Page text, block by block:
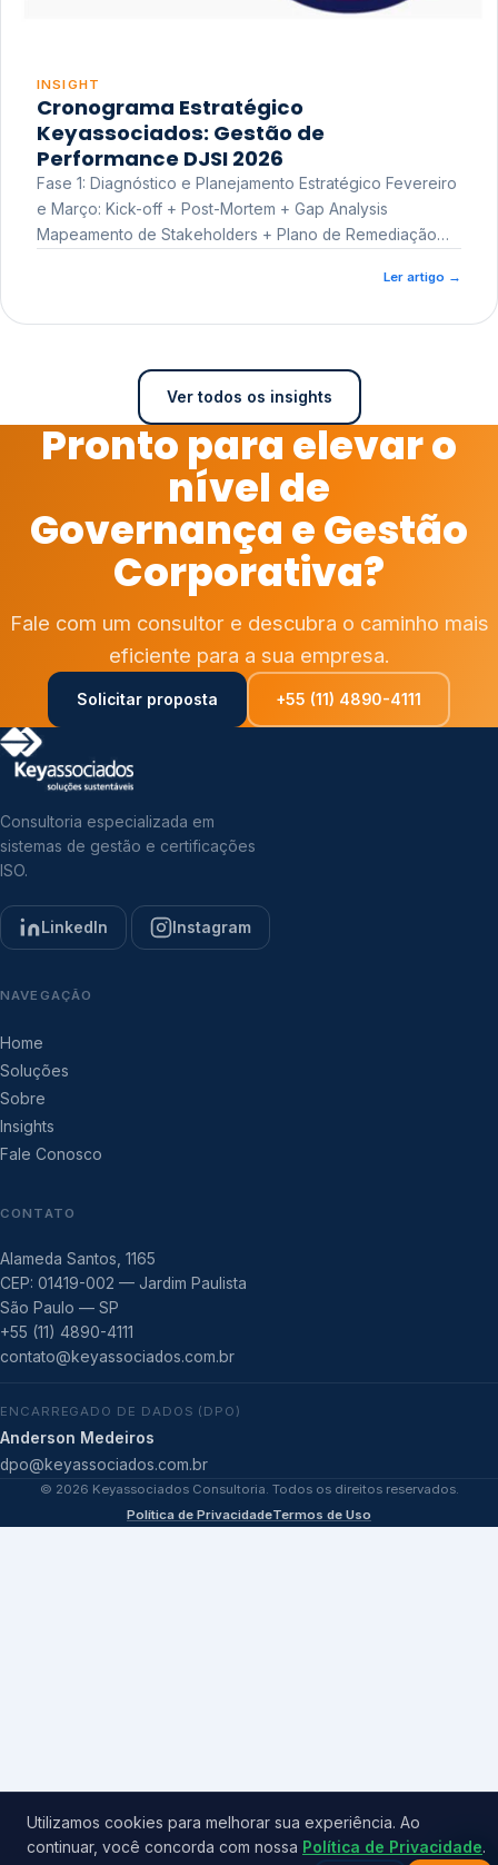
INSIGHT
Cronograma Estratégico
Keyassociados: Gestão de
Performance DJSI 2026
Fase 1: Diagnóstico e Planejamento Estratégico Fevereiro
e Março: Kick-off + Post-Mortem + Gap Analysis
Mapeamento de Stakeholders + Plano de Remediação
Ler artigo →
Ver todos os insights
Pronto para elevar o
nível de
Governança e Gestão
Corporativa?
Fale com um consultor e descubra o caminho mais
eficiente para a sua empresa.
Solicitar proposta +55 (11) 4890-4111
Consultoria especializada em
sistemas de gestão e certificações
ISO.
LinkedIn Instagram
NAVEGAÇÃO
Home
Soluções
Sobre
Insights
Fale Conosco
CONTATO
Alameda Santos, 1165
CEP: 01419-002 — Jardim Paulista
São Paulo — SP
+55 (11) 4890-4111
contato@keyassociados.com.br
ENCARREGADO DE DADOS (DPO)
Anderson Medeiros
dpo@keyassociados.com.br
© 2026 Keyassociados Consultoria. Todos os direitos reservados.
Política de PrivacidadeTermos de Uso
Utilizamos cookies para melhorar sua experiência. Ao
continuar, você concorda com nossa Política de Privacidade.